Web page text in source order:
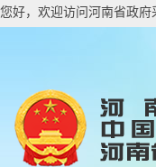
您好，欢迎访问河南省政府